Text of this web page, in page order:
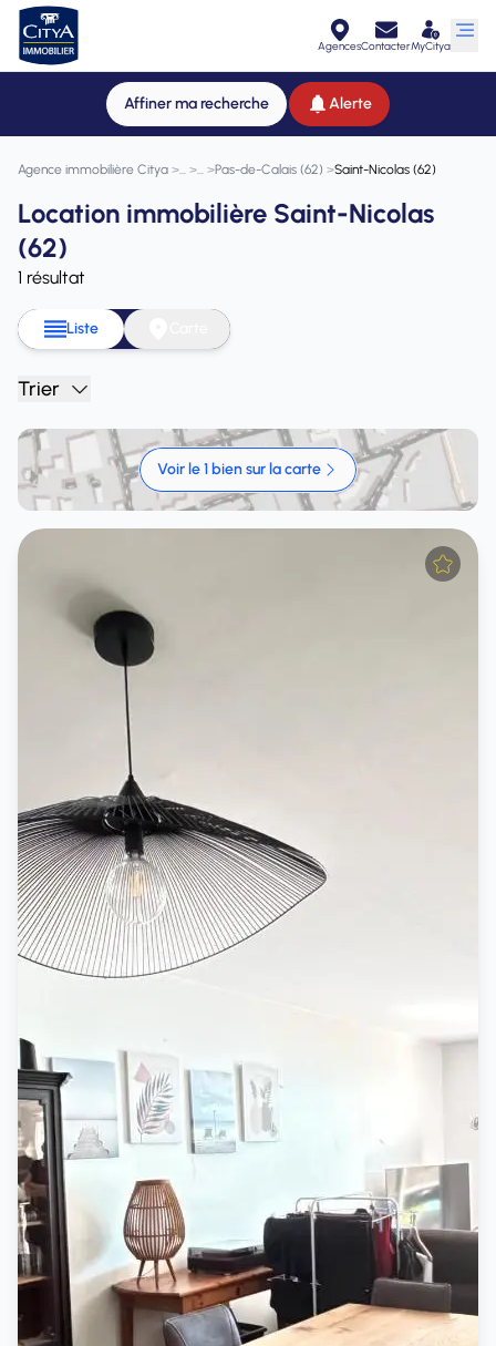
AgencesContacterMyCitya
Affiner ma recherche Alerte
Agence immobilière Citya > > >Pas-de-Calais (62) >Saint-Nicolas (62)
Location immobilière Saint-Nicolas
(62)
1 résultat
Liste
Trier
Voir le 1 bien sur la carte